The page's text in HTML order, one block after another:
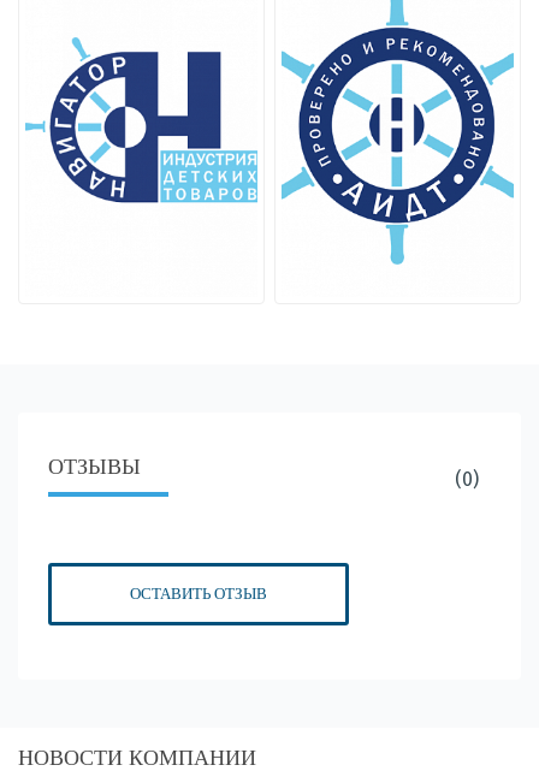
ОТЗЫВЫ
(0)
ОСТАВИТЬ ОТЗЫВ
НОВОСТИ КОМПАНИИ